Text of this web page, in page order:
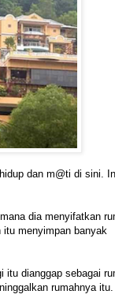
dan m@ti di sini.
dia menyifatkan
itu menyimpan banyak
itu dianggap sebagai
rumahnya itu.